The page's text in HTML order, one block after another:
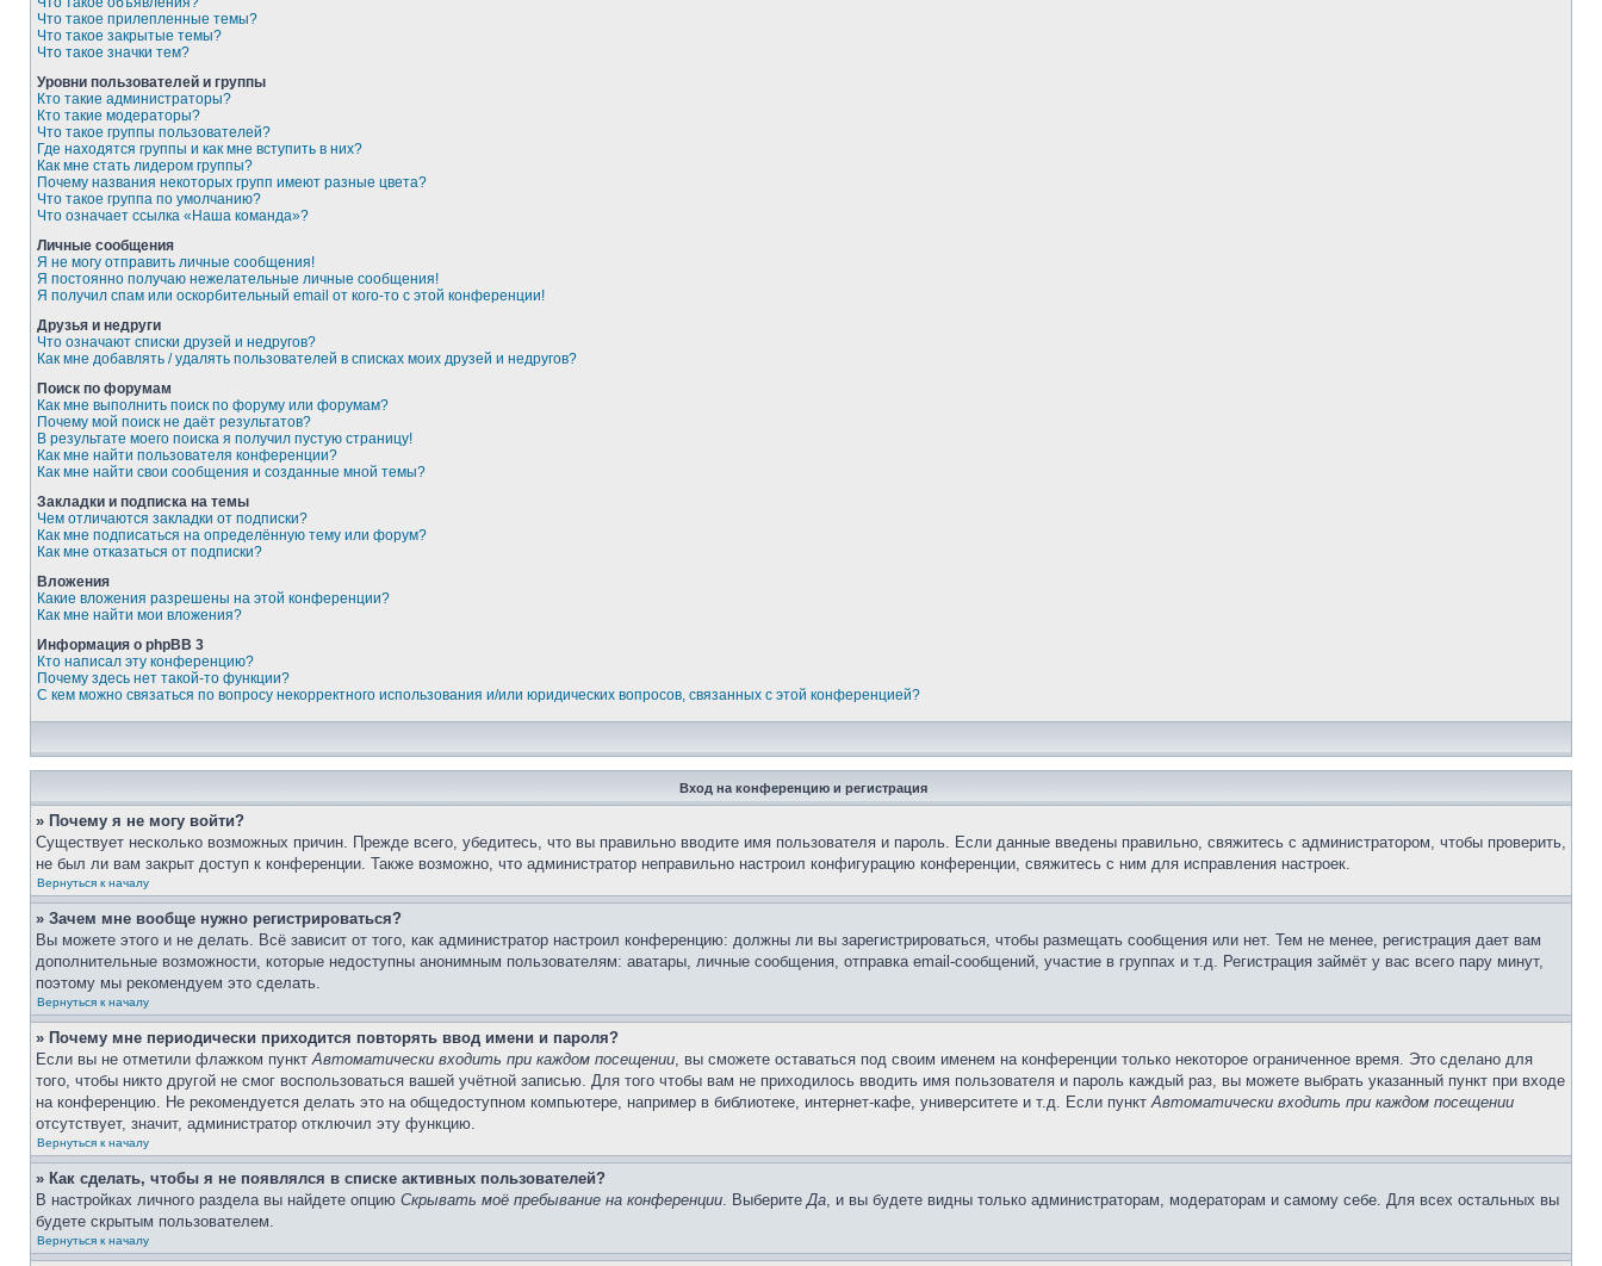
Что такое прилепленные темы?
Что такое закрытые темы?
Что такое значки тем?
Уровни пользователей и группы
Кто такие администраторы?
Кто такие модераторы?
Что такое группы пользователей?
Где находятся группы и как мне вступить в них?
Как мне стать лидером группы?
Почему названия некоторых групп имеют разные цвета?
Что такое группа по умолчанию?
Что означает ссылка «Наша команда»?
Личные сообщения
Я не могу отправить личные сообщения!
Я постоянно получаю нежелательные личные сообщения!
Я получил спам или оскорбительный email от кого-то с этой конференции!
Друзья и недруги
Что означают списки друзей и недругов?
Как мне добавлять / удалять пользователей в списках моих друзей и недругов?
Поиск по форумам
Как мне выполнить поиск по форуму или форумам?
Почему мой поиск не даёт результатов?
В результате моего поиска я получил пустую страницу!
Как мне найти пользователя конференции?
Как мне найти свои сообщения и созданные мной темы?
Закладки и подписка на темы
Чем отличаются закладки от подписки?
Как мне подписаться на определённую тему или форум?
Как мне отказаться от подписки?
Вложения
Какие вложения разрешены на этой конференции?
Как мне найти мои вложения?
Информация о phpBB 3
Кто написал эту конференцию?
Почему здесь нет такой-то функции?
С кем можно связаться по вопросу некорректного использования и/или юридических вопросов, связанных с этой конференцией?
Вход на конференцию и регистрация
» Почему я не могу войти?
Существует несколько возможных причин. Прежде всего, убедитесь, что вы правильно вводите имя пользователя и пароль. Если данные введены правильно, свяжитесь с администратором, чтобы проверить,
не был ли вам закрыт доступ к конференции. Также возможно, что администратор неправильно настроил конфигурацию конференции, свяжитесь с ним для исправления настроек.
Вернуться к началу
» Зачем мне вообще нужно регистрироваться?
Вы можете этого и не делать. Всё зависит от того, как администратор настроил конференцию: должны ли вы зарегистрироваться, чтобы размещать сообщения или нет. Тем не менее, регистрация дает вам
дополнительные возможности, которые недоступны анонимным пользователям: аватары, личные сообщения, отправка email-сообщений, участие в группах и т.д. Регистрация займёт у вас всего пару минут,
поэтому мы рекомендуем это сделать.
Вернуться к началу
» Почему мне периодически приходится повторять ввод имени и пароля?
Если вы не отметили флажком пунктАвтоматически входить при каждом посещении, вы сможете оставаться под своим именем на конференции только некоторое ограниченное время. Это сделано для
того, чтобы никто другой не смог воспользоваться вашей учётной записью. Для того чтобы вам не приходилось вводить имя пользователя и пароль каждый раз, вы можете выбрать указанный пункт при входе
на конференцию. Не рекомендуется делать это на общедоступном компьютере, например в библиотеке, интернет-кафе, университете и т.д. Если пунктАвтоматически входить при каждом посещении
отсутствует, значит, администратор отключил эту функцию.
Вернуться к началу
» Как сделать, чтобы я не появлялся в списке активных пользователей?
В настройках личного раздела вы найдете опцию Скрывать моё пребывание на конференции. ВыберитеДа, и вы будете видны только администраторам, модераторам и самому себе. Для всех остальных вы
будете скрытым пользователем.
Вернуться к началу